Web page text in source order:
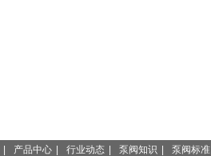
产品中心 行业动态 泵阀知识 泵阀标准